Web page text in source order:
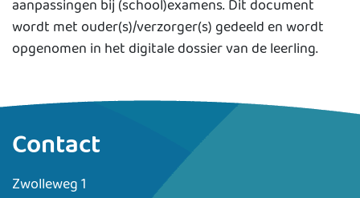
aanpassingen bij (school)examens. Dit document
wordt met ouder(s)/verzorger(s) gedeeld en wordt
opgenomen in het digitale dossier van de leerling.
Contact
Zwolleweg 1